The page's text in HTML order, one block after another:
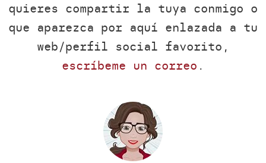
quieres compartir la tuya conmigo o
que aparezca por aquí enlazada a tu
web/perfil social favorito,
escríbeme un correo .